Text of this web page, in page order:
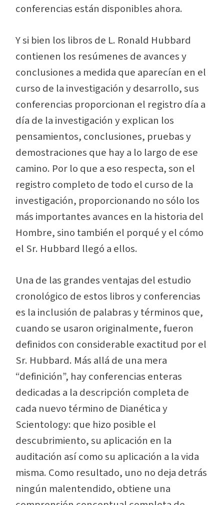
conferencias están disponibles ahora.
Y si bien los libros de L. Ronald Hubbard
contienen los resúmenes de avances y
conclusiones a medida que aparecían en el
curso de la investigación y desarrollo, sus
conferencias proporcionan el registro día a
día de la investigación y explican los
pensamientos, conclusiones, pruebas y
demostraciones que hay a lo largo de ese
camino. Por lo que a eso respecta, son el
registro completo de todo el curso de la
investigación, proporcionando no sólo los
más importantes avances en la historia del
Hombre, sino también el porqué y el cómo
el Sr. Hubbard llegó a ellos.
Una de las grandes ventajas del estudio
cronológico de estos libros y conferencias
es la inclusión de palabras y términos que,
cuando se usaron originalmente, fueron
definidos con considerable exactitud por el
Sr. Hubbard. Más allá de una mera
“definición”, hay conferencias enteras
dedicadas a la descripción completa de
cada nuevo término de Dianética y
Scientology: que hizo posible el
descubrimiento, su aplicación en la
auditación así como su aplicación a la vida
misma. Como resultado, uno no deja detrás
ningún malentendido, obtiene una